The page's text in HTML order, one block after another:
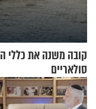
קובה משנה את כללי
סולאריים